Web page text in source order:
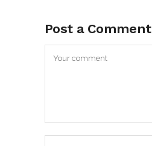
Post a Comment